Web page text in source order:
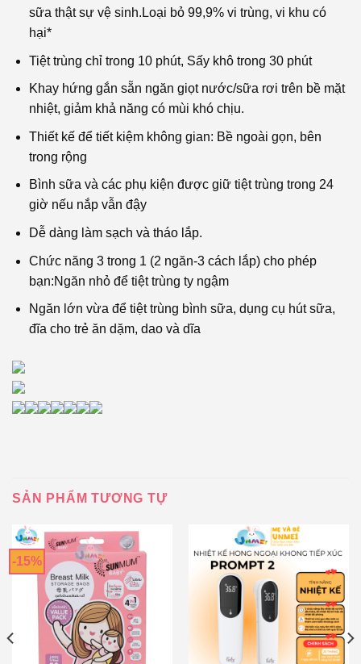
sữa thật sự vệ sinh.Loại bỏ 99,9% vi trùng, vi khu có
hại*
Tiệt trùng chỉ trong 10 phút, Sấy khô trong 30 phút
Khay hứng gắn sẵn ngăn giọt nước/sữa rơi trên bề mặt
nhiệt, giảm khả năng có mùi khó chịu.
Thiết kế để tiết kiệm không gian: Bề ngoài gọn, bên
trong rộng
Bình sữa và các phụ kiện được giữ tiệt trùng trong 24
giờ nếu nắp vẫn đậy
Dễ dàng làm sạch và tháo lắp.
Chức năng 3 trong 1 (2 ngăn-3 cách lắp) cho phép
bạn:Ngăn nhỏ để tiệt trùng ty ngậm
Ngăn lớn vừa để tiệt trùng bình sữa, dụng cụ hút sữa,
đĩa cho trẻ ăn dặm, dao và dĩa
SẢN PHẨM TƯƠNG TỰ
-15%